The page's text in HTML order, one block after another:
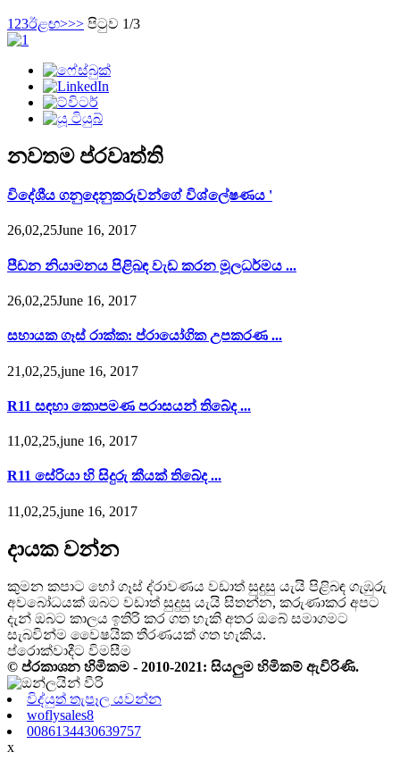
1 23ඊළඟ>>> පිටුව 1/3
නවතම ප්රවෘත්ති
විදේශීය ගනුදෙනුකරුවන්ගේ විශ්ලේෂණය '
26,02,25June 16, 2017
පීඩන නියාමනය පිළිබඳ වැඩ කරන මූලධර්මය ...
26,02,25June 16, 2017
සහායක ගෑස් රාක්ක: ප්රායෝගික උපකරණ ...
21,02,25,june 16, 2017
R11 සඳහා කොපමණ පරාසයන් තිබේද ...
11,02,25,june 16, 2017
R11 සේරියා හි සිදුරු කීයක් තිබේද ...
11,02,25,june 16, 2017
දායක වන්න
කුමන කපාට හෝ ගෑස් ද්රාවණය වඩාත් සුදුසු යැයි පිළිබඳ ගැඹුරු
අවබෝධයක් ඔබට වඩාත් සුදුසු යැයි සිතන්න, කරුණාකර අපට
දැන් ඔබට කාලය ඉතිරි කර ගත හැකි අතර ඔබේ සමාගමට
සැබවින්ම වෛෂයික තීරණයක් ගත හැකිය.
ප්රොක්වාදීට විමසීම
© ප්රකාශන හිමිකම - 2010-2021: සියලුම හිමිකම් ඇවිරිණි.
විද්යුත් තැපෑල යවන්න
woflysales8
0086134430639757
x